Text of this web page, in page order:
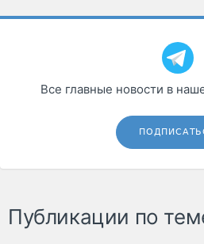
Все главные новости в
Публикации по